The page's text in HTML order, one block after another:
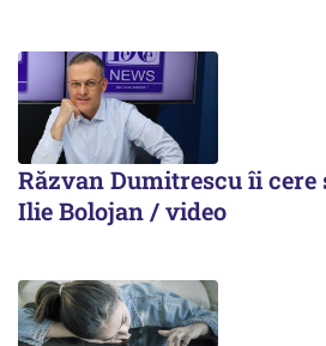
Răzvan Dumitrescu îi cere
Ilie Bolojan / video